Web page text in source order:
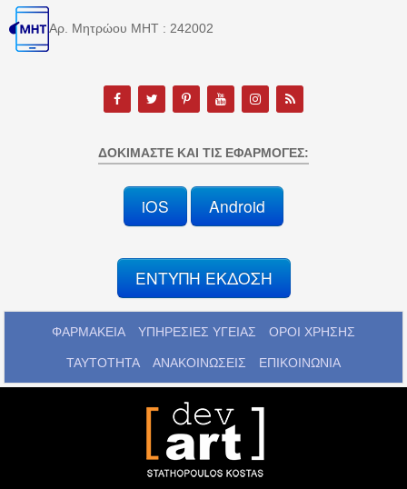
Αρ. Μητρώου MHT : 242002
ΔΟΚΙΜΆΣΤΕ ΚΑΙ ΤΙΣ ΕΦΑΡΜΟΓΈΣ:
iOS Android
ΕΝΤΥΠΗ ΕΚΔΟΣΗ
ΦΑΡΜΑΚΕΙΑ ΥΠΗΡΕΣΙΕΣ ΥΓΕΙΑΣ ΟΡΟΙ ΧΡΗΣΗΣ
ΤΑΥΤΟΤΗΤΑ ΑΝΑΚΟΙΝΩΣΕΙΣ ΕΠΙΚΟΙΝΩΝΙΑ